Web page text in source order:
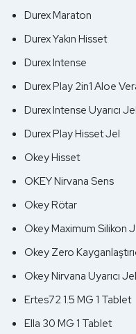
Durex Maraton
Durex Yakın Hisset
Durex Intense
Durex Play 2in1 Aloe
Durex Intense Uyarıcı Jel
Durex Play Hisset Jel
Okey Hisset
OKEY Nirvana Sens
Okey Rötar
Okey Maximum Silikon
Okey Zero
Okey Nirvana Uyarıcı Jel
Ertes72 1.5 MG 1 Tablet
Ella 30 MG 1 Tablet